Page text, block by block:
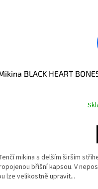
BLACK HEART
mikina s delším širším
břišní kapsou. V
lze velikostně upravit...